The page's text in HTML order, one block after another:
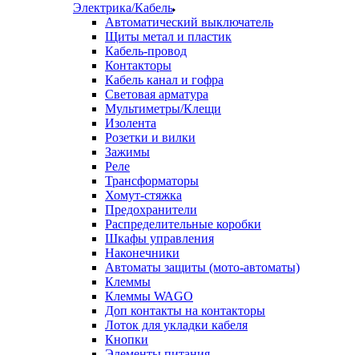
Электрика/Кабель
Автоматический выключатель
Щиты метал и пластик
Кабель-провод
Контакторы
Кабель канал и гофра
Световая арматура
Мультиметры/Клещи
Изолента
Розетки и вилки
Зажимы
Реле
Трансформаторы
Хомут-стяжка
Предохранители
Распределительные коробки
Шкафы управления
Наконечники
Автоматы защиты (мото-автоматы)
Клеммы
Клеммы WAGO
Доп контакты на контакторы
Лоток для укладки кабеля
Кнопки